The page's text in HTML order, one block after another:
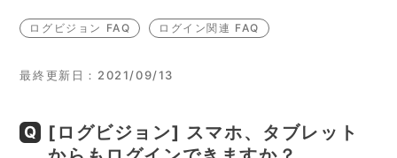
ログビジョン FAQ ログイン関連 FAQ
最終更新日：2021/09/13
[ログビジョン] スマホ、タブレット